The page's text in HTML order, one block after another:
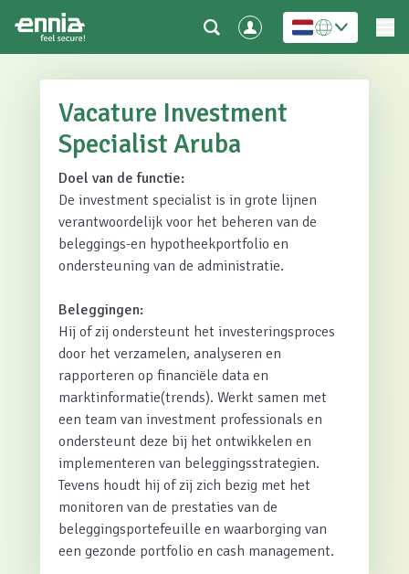
Vacature Investment
Specialist Aruba
Doel van de functie:
De investment specialist is in grote lijnen
verantwoordelijk voor het beheren van de
beleggings-en hypotheekportfolio en
ondersteuning van de administratie.
Beleggingen:
Hij of zij ondersteunt het investeringsproces
door het verzamelen, analyseren en
rapporteren op financiële data en
marktinformatie(trends). Werkt samen met
een team van investment professionals en
ondersteunt deze bij het ontwikkelen en
implementeren van beleggingsstrategien.
Tevens houdt hij of zij zich bezig met het
monitoren van de prestaties van de
beleggingsportefeuille en waarborging van
een gezonde portfolio en cash management.